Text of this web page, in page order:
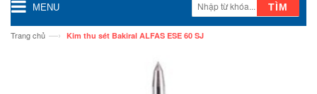
MENU TÌM
Trang chủ —› Kim thu sét Bakiral ALFAS ESE 60 SJ